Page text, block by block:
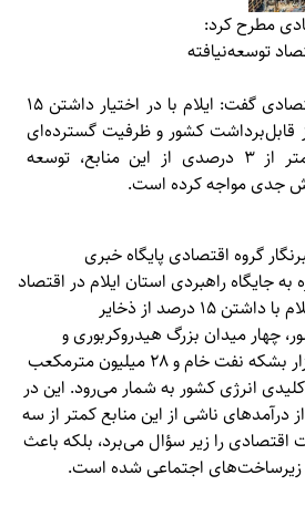
مطرح کرد:
توسعه‌نیافته
یک کارشناس مسائل اقتصادی گفت: ایلام با در اختیار داشتن ۱۵
قابل‌برداشت کشور و ظرفیت گسترده‌ای
داشته که بهره‌مندی کمتر از ۳ درصدی از این منابع، توسعه
جدی مواجه کرده است.
گروه اقتصادی پایگاه خبری
به جایگاه راهبردی استان ایلام در اقتصاد
ملی اظهار داشت: استان ایلام با داشتن ۱۵ درصد از ذخایر
چهار میدان بزرگ هیدروکربوری و
ظرفیت تولید روزانه ۵۰۰ هزار بشکه نفت خام و ۲۸ میلیون مترمکعب
انرژی کشور به شمار می‌رود. این در
ناشی از این منابع کمتر از سه
را زیر سؤال می‌برد، بلکه باعث
اجتماعی شده است.